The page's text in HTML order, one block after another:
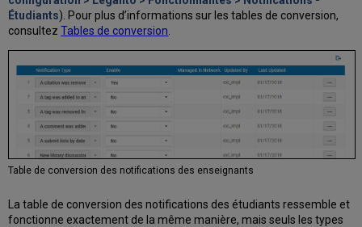
Étudiants). Pour plus d’informations sur les tables de conversion,
consultezTables de conversion
Table de conversion des notifications des enseignants
La table de conversion des notifications des étudiants ressemble et
fonctionne exactement de la même manière, mais seuls les types